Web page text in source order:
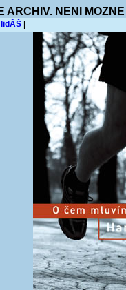
ARCHIV. NENI
lidĂŠ